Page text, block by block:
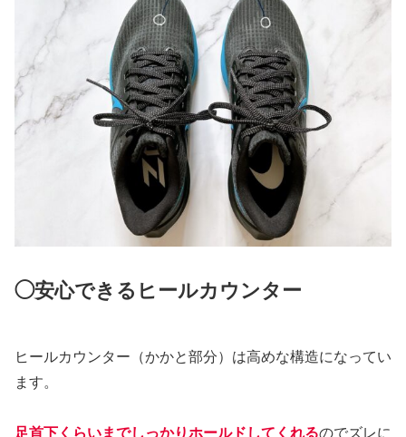
◯安心できるヒールカウンター
ヒールカウンター（かかと部分）は高めな構造になってい
ます。
足首下くらいまでしっかりホールドしてくれるのでズレに